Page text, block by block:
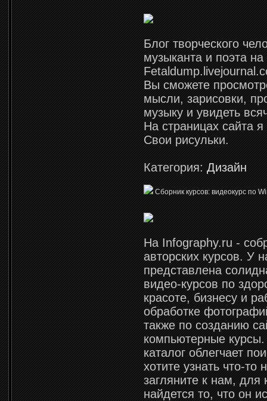
Блог творческого
музыканта и поэта на
Вы сможете
мысли, зарисовки,
музыку и увидеть
На страницах сайта
Свои рисульки.
Категория:Дизайн
Сборник курсов: видеокурс по
На Infography.ru -
авторских курсов. У
представлена
видео-курсов по
красоте, бизнесу и
обработке
также по созданию
компьютерные
каталог облегчает
хотите узнать что-то
загляните к нам, для
найдется то, что он